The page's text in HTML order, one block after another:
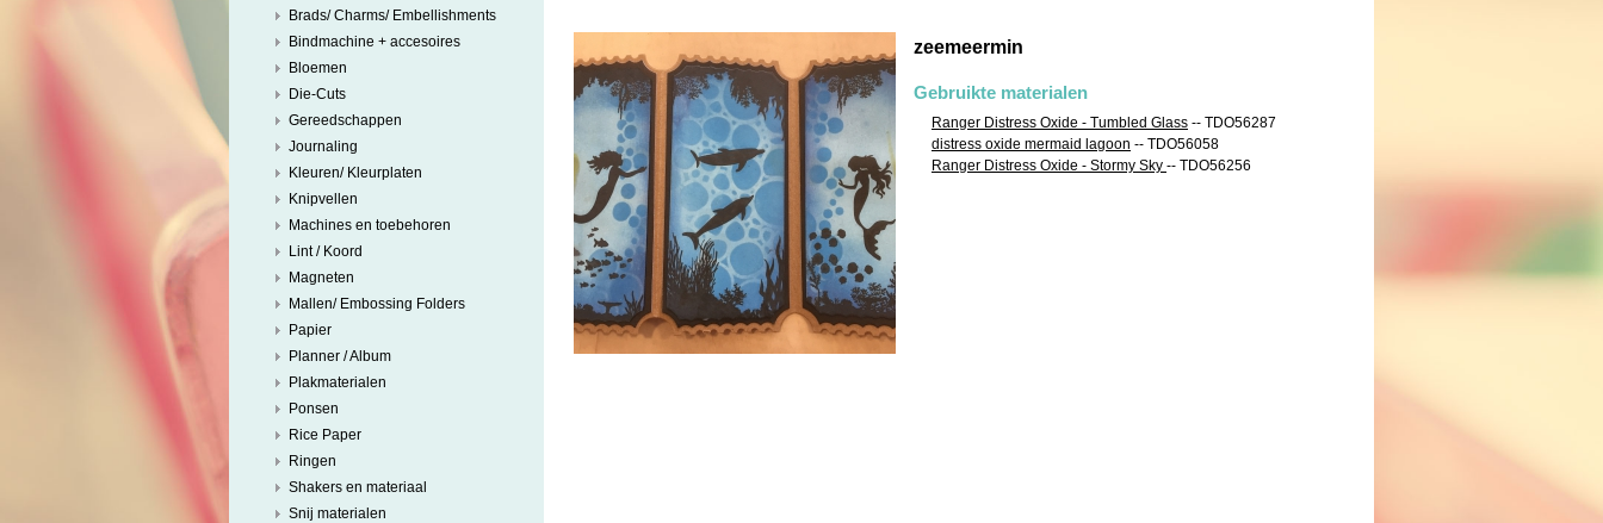
Brads/ Charms/ Embellishments
Bindmachine + accesoires
Bloemen
Die-Cuts
Gereedschappen
Journaling
Kleuren/ Kleurplaten
Knipvellen
Machines en toebehoren
Lint / Koord
Magneten
Mallen/ Embossing Folders
Papier
Planner / Album
Plakmaterialen
Ponsen
Rice Paper
Ringen
Shakers en materiaal
Snij materialen
zeemeermin
Gebruikte materialen
Ranger Distress Oxide - Tumbled Glass -- TDO56287
distress oxide mermaid lagoon -- TDO56058
Ranger Distress Oxide - Stormy Sky -- TDO56256